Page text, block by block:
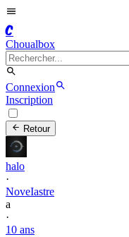
C
Choualbox
Connexion
Inscription
Retour
halo
·
NoveIastre
a
·
10 ans